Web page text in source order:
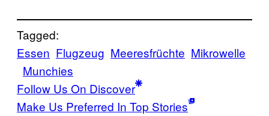
Tagged:
Essen Flugzeug Meeresfrüchte Mikrowelle
Munchies
Follow Us On Discover
Make Us Preferred In Top Stories